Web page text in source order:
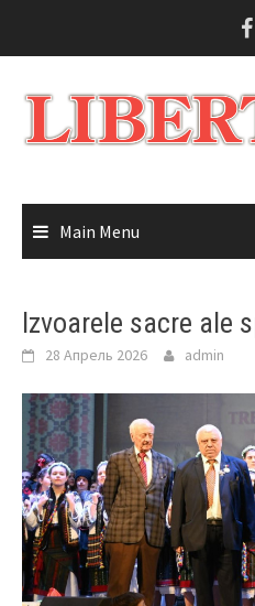
Main Menu
Izvoarele sacre ale
28 Апрель 2026 admin